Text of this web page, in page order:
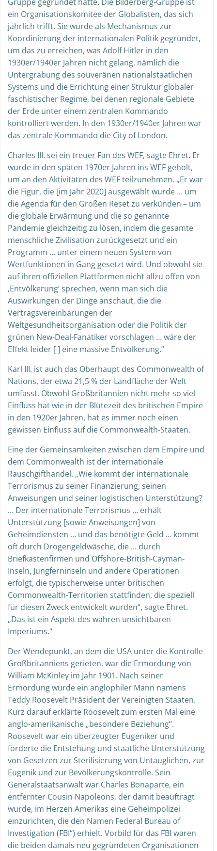
ein Organisationskomitee der Globalisten, das sich
jährlich trifft. Sie wurde als Mechanismus zur
Koordinierung der internationalen Politik gegründet,
um das zu erreichen, was Adolf Hitler in den
1930er/1940er Jahren nicht gelang, nämlich die
Untergrabung des souveränen nationalstaatlichen
Systems und die Errichtung einer Struktur globaler
faschistischer Regime, bei denen regionale Gebiete
der Erde unter einem zentralen Kommando
kontrolliert werden. In den 1930er/1940er Jahren war
das zentrale Kommando die City of London.
Charles III. sei ein treuer Fan des WEF, sagte Ehret. Er
wurde in den späten 1970er Jahren ins WEF geholt,
um an den Aktivitäten des WEF teilzunehmen. „Er war
die Figur, die [im Jahr 2020] ausgewählt wurde … um
die Agenda für den Großen Reset zu verkünden – um
die globale Erwärmung und die so genannte
Pandemie gleichzeitig zu lösen, indem die gesamte
menschliche Zivilisation zurückgesetzt und ein
Programm … unter einem neuen System von
Wertfunktionen in Gang gesetzt wird. Und obwohl sie
auf ihren offiziellen Plattformen nicht allzu offen von
‚Entvölkerung‘ sprechen, wenn man sich die
Auswirkungen der Dinge anschaut, die die
Vertragsvereinbarungen der
Weltgesundheitsorganisation oder die Politik der
grünen New-Deal-Fanatiker vorschlagen … wäre der
Effekt leider [ ] eine massive Entvölkerung.“
Karl III. ist auch das Oberhaupt des Commonwealth of
Nations, der etwa 21,5 % der Landfläche der Welt
umfasst. Obwohl Großbritannien nicht mehr so viel
Einfluss hat wie in der Blütezeit des britischen Empire
in den 1920er Jahren, hat es immer noch einen
gewissen Einfluss auf die Commonwealth-Staaten.
Eine der Gemeinsamkeiten zwischen dem Empire und
dem Commonwealth ist der internationale
Rauschgifthandel. „Wie kommt der internationale
Terrorismus zu seiner Finanzierung, seinen
Anweisungen und seiner logistischen Unterstützung?
… Der internationale Terrorismus … erhält
Unterstützung [sowie Anweisungen] von
Geheimdiensten … und das benötigte Geld … kommt
oft durch Drogengeldwäsche, die … durch
Briefkastenfirmen und Offshore-British-Cayman-
Inseln, Jungferninseln und andere Operationen
erfolgt, die typischerweise unter britischen
Commonwealth-Territorien stattfinden, die speziell
für diesen Zweck entwickelt wurden“, sagte Ehret.
„Das ist ein Aspekt des wahren unsichtbaren
Imperiums.“
Der Wendepunkt, an dem die USA unter die Kontrolle
Großbritanniens gerieten, war die Ermordung von
William McKinley im Jahr 1901. Nach seiner
Ermordung wurde ein anglophiler Mann namens
Teddy Roosevelt Präsident der Vereinigten Staaten.
Kurz darauf erklärte Roosevelt zum ersten Mal eine
anglo-amerikanische „besondere Beziehung“.
Roosevelt war ein überzeugter Eugeniker und
förderte die Entstehung und staatliche Unterstützung
von Gesetzen zur Sterilisierung von Untauglichen, zur
Eugenik und zur Bevölkerungskontrolle. Sein
Generalstaatsanwalt war Charles Bonaparte, ein
entfernter Cousin Napoleons, der damit beauftragt
wurde, im Herzen Amerikas eine Geheimpolizei
einzurichten, die den Namen Federal Bureau of
Investigation (FBI“) erhielt. Vorbild für das FBI waren
die beiden damals neu gegründeten Organisationen